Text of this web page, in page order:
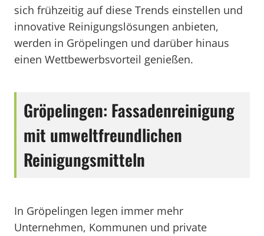
sich frühzeitig auf diese Trends einstellen und
innovative Reinigungslösungen anbieten,
werden in Gröpelingen und darüber hinaus
einen Wettbewerbsvorteil genießen.
Gröpelingen: Fassadenreinigung
mit umweltfreundlichen
Reinigungsmitteln
In Gröpelingen legen immer mehr
Unternehmen, Kommunen und private